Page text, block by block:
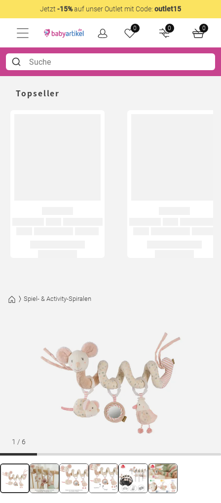
Jetzt -15%auf unser Outlet mit Code: outlet15
0 0 0
Topseller
Spiel- & Activity-Spiralen
1 / 6